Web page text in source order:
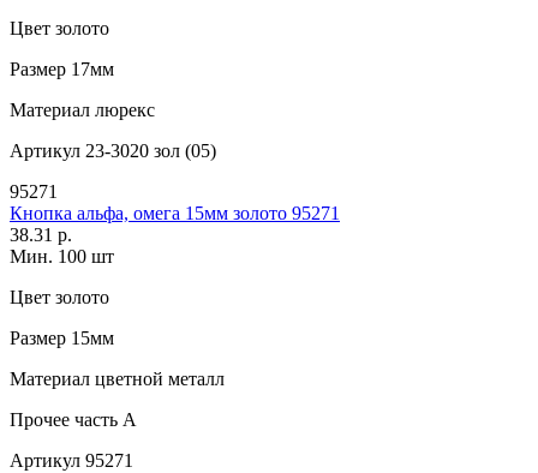
Цвет золото
Размер 17мм
Материал люрекс
Артикул 23-3020 зол (05)
95271
Кнопка альфа, омега 15мм золото 95271
38.31 р.
Мин. 100 шт
Цвет золото
Размер 15мм
Материал цветной металл
Прочее часть A
Артикул 95271